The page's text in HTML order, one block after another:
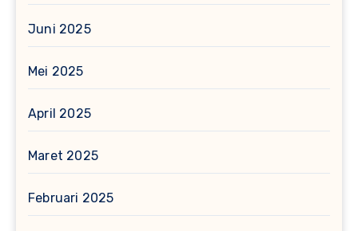
Juni 2025
Mei 2025
April 2025
Maret 2025
Februari 2025